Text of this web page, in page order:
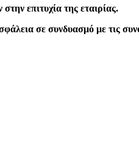
επιτυχία της εταιρίας.
σε συνδυασμό με τις